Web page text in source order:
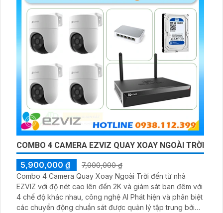
COMBO 4 CAMERA EZVIZ QUAY XOAY NGOÀI TRỜI
5,900,000 ₫
7,000,000 ₫
Combo 4 Camera Quay Xoay Ngoài Trời đến từ nhà
EZVIZ với độ nét cao lên đến 2K và giám sát ban đêm với
4 chế độ khác nhau, công nghệ AI Phát hiện và phân biệt
các chuyển động chuẩn sát được quản lý tập trung bởi